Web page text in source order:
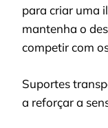
para criar uma
mantenha o
competir com
Suportes
a reforçar a